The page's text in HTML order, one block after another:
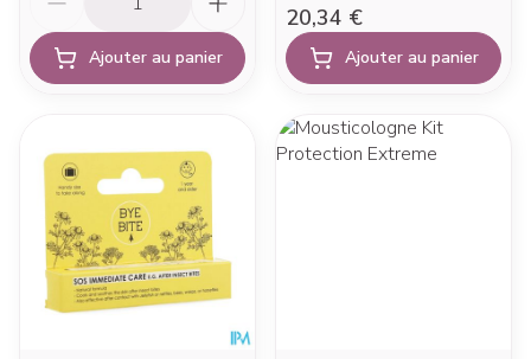
Ajouter au panier
20,34 €
Ajouter au panier